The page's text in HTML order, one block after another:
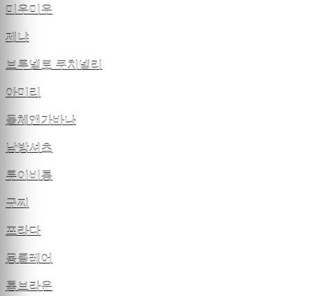
미우미우
제냐
브루넬로 쿠치넬리
아미리
돌체앤가바나
남방셔츠
루이비통
구찌
프라다
몽클레어
톰브라운